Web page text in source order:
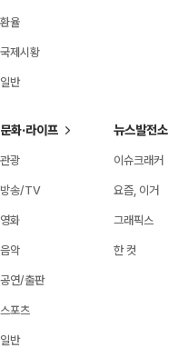
환율
국제시황
일반
문화·라이프
관광
방송/TV
영화
음악
공연/출판
스포츠
일반
뉴스발전소
이슈크래커
요즘, 이거
그래픽스
한 컷